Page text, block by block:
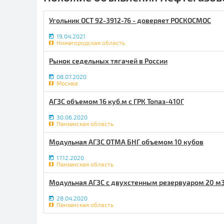
Угольник ОСТ 92-3912-76 - доверяет РОСКОСМОС
19.04.2021
Нижегородская область
Рынок седельных тягачей в России
08.07.2020
Москва
АГЗС объемом 16 куб.м с ГРК Топаз-410Г
30.06.2020
Пензенская область
Модульная АГЗС ОТМА БНГ объемом 10 кубов
17.12.2020
Пензенская область
Модульная АГЗС с двухстенным резервуаром 20
28.04.2020
Пензенская область